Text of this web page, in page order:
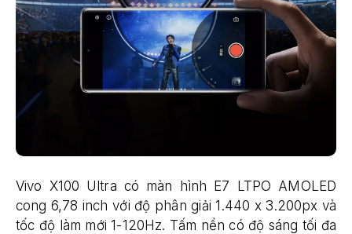
Vivo X100 Ultra có màn hình E7 LTPO AMOLED
cong 6,78 inch với độ phân giải 1.440 x 3.200px và
tốc độ làm mới 1-120Hz. Tấm nền có độ sáng tối đa